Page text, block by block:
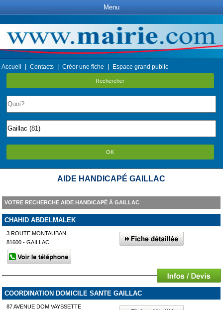
Menu
Accueil Contacts Créer une fiche Espace grand public
Rechercher
OK
AIDE HANDICAPÉ GAILLAC
VOTRE RECHERCHE AIDE HANDICAPÉ À GAILLAC
CHAHID ABDELMALEK
3 ROUTE MONTAUBAN
81600 - GAILLAC
COORDINATION DOMICILE SANTE GAILLAC
87 AVENUE DOM VAYSSETTE